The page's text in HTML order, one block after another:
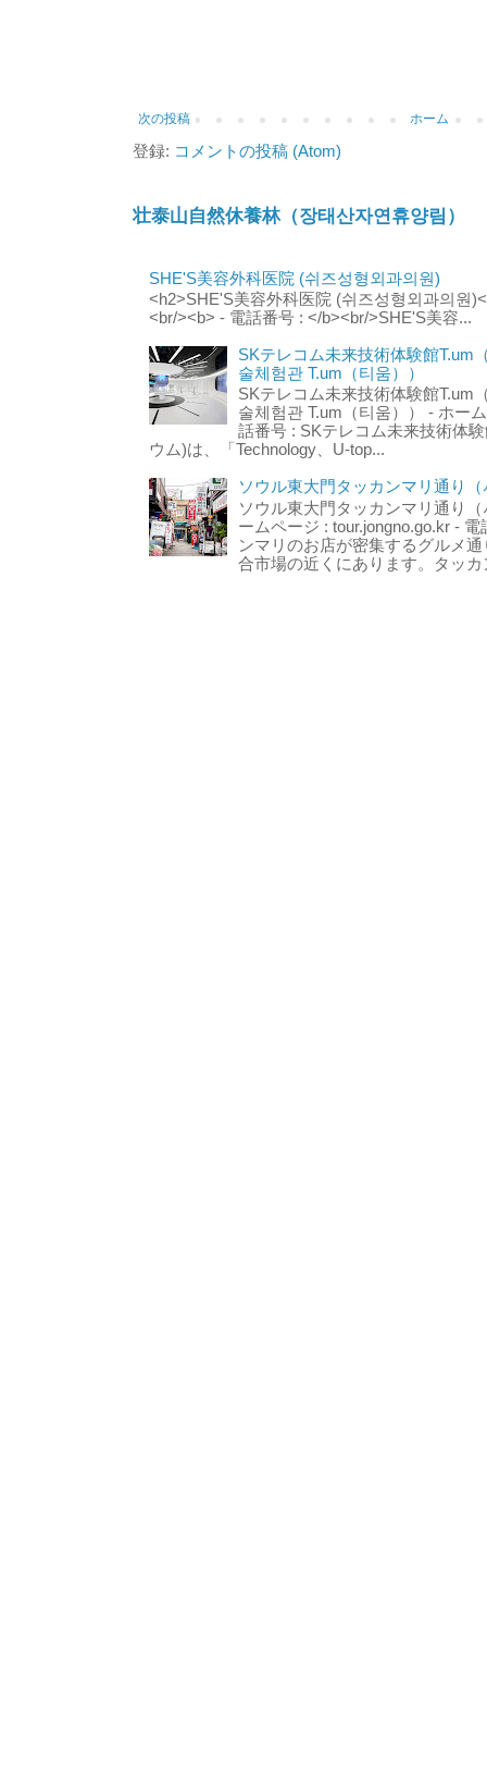
次の投稿 ホーム
登録: コメントの投稿 (Atom)
壮泰山自然休養林（장태산자연휴양림）
SHE'S美容外科医院 (쉬즈성형외과의원)
<h2>SHE'S美容外科医院 (쉬즈성형외과의원
<br/><b> - 電話番号 : </b><br/>SHE'S美容...
SKテレコム未来技術体験館T.um
술체험관 T.um（티움））
SKテレコム未来技術体験館T.um
술체험관 T.um（티움）） - ホー
話番号 : SKテレコム未来技術体
ウム)は、「Technology、U-top...
ソウル東大門タッカンマリ通り
ソウル東大門タッカンマリ通り
ームページ : tour.jongno.go.kr -
ンマリのお店が密集するグルメ
合市場の近くにあります。タッ